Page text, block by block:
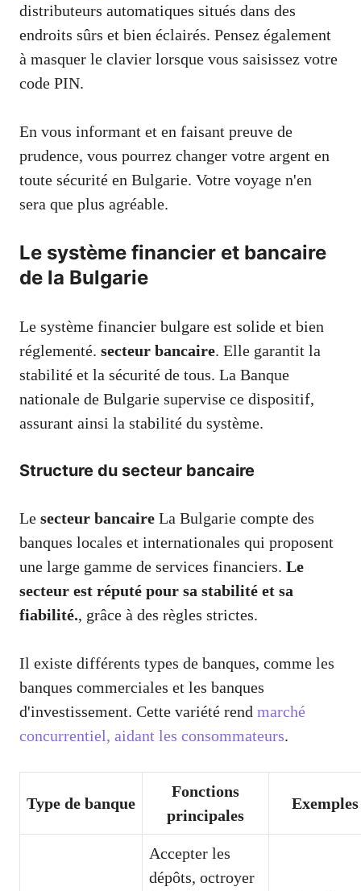
distributeurs automatiques situés dans des
endroits sûrs et bien éclairés. Pensez également
à masquer le clavier lorsque vous saisissez votre
code PIN.
En vous informant et en faisant preuve de
prudence, vous pourrez changer votre argent en
toute sécurité en Bulgarie. Votre voyage n'en
sera que plus agréable.
Le système financier et bancaire
de la Bulgarie
Le système financier bulgare est solide et bien
réglementé. secteur bancaire. Elle garantit la
stabilité et la sécurité de tous. La Banque
nationale de Bulgarie supervise ce dispositif,
assurant ainsi la stabilité du système.
Structure du secteur bancaire
Le secteur bancaire La Bulgarie compte des
banques locales et internationales qui proposent
une large gamme de services financiers. Le
secteur est réputé pour sa stabilité et sa
fiabilité., grâce à des règles strictes.
Il existe différents types de banques, comme les
banques commerciales et les banques
d'investissement. Cette variété rend marché
concurrentiel, aidant les consommateurs.
Type de banque
Fonctions
principales
Exemples
Accepter les
dépôts, octroyer